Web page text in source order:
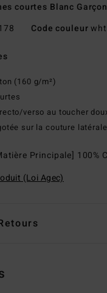
courtes Blanc
Code couleurwht
(160 g/m²)
verso au toucher
sur la couture latérale
Principale] 100%
(Loi Agec)